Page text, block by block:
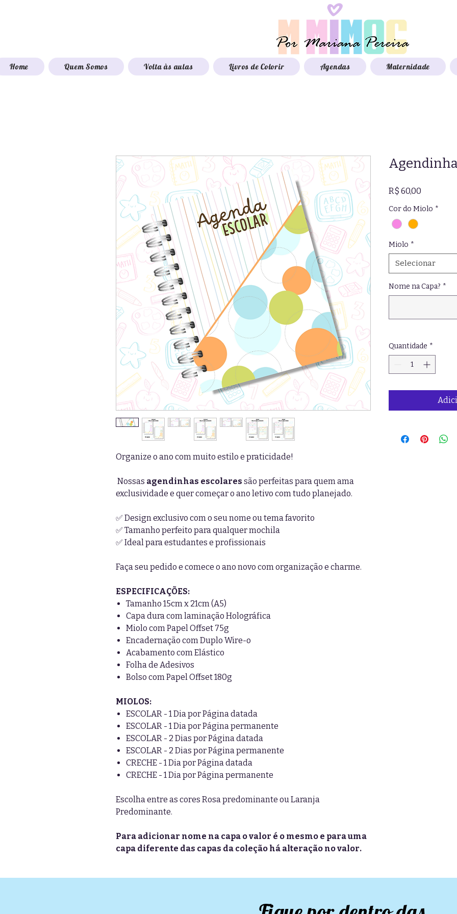
Home Quem Somos Volta às aulas Livros de Colorir Agendas Maternidade
Organize o ano com muito estilo e praticidade!
Nossas agendinhas escolares são perfeitas para quem ama
exclusividade e quer começar o ano letivo com tudo planejado.
✅ Design exclusivo com o seu nome ou tema favorito
✅ Tamanho perfeito para qualquer mochila
✅ Ideal para estudantes e profissionais
Faça seu pedido e comece o ano novo com organização e charme.
ESPECIFICAÇÕES:
Tamanho 15cm x 21cm (A5)
Capa dura com laminação Holográfica
Miolo com Papel Offset 75g
Encadernação com Duplo Wire-o
Acabamento com Elástico
Folha de Adesivos
Bolso com Papel Offset 180g
MIOLOS:
ESCOLAR - 1 Dia por Página datada
ESCOLAR - 1 Dia por Página permanente
ESCOLAR - 2 Dias por Página datada
ESCOLAR - 2 Dias por Página permanente
CRECHE - 1 Dia por Página datada
CRECHE - 1 Dia por Página permanente
Escolha entre as cores Rosa predominante ou Laranja
Predominante.
Para adicionar nome na capa o valor é o mesmo e para uma
capa diferente das capas da coleção há alteração no valor.
R$ 60,00
Cor do Miolo *
Miolo *
Selecionar
Nome na Capa? *
Quantidade *